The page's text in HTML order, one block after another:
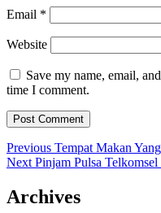
Email *
Website
Save my name, email,
time I comment.
Post
navigation
Previous Previous
post:
Tempat Makan
Next Next
Pinjam Pulsa
Archives